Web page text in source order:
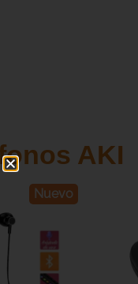
AKI
Nuevo